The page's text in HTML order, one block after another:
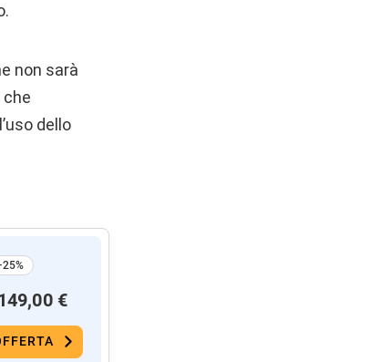
non sarà
che
dello
€